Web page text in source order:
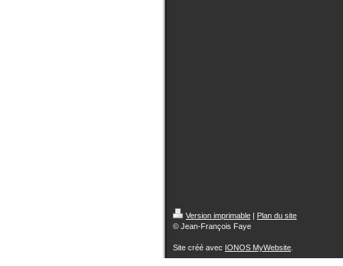
Version imprimable
Plan du site
© Jean-François Faye
Site créé avec IONOS MyWebsite